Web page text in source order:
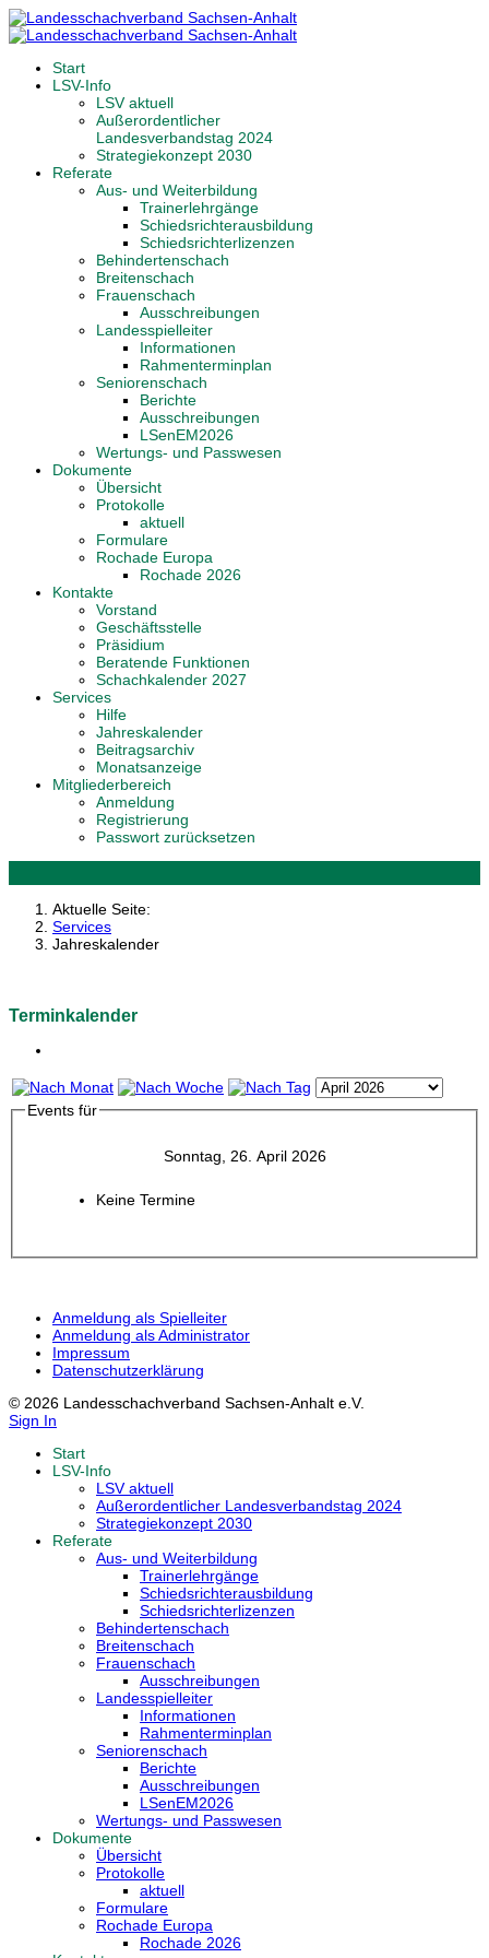
Start
LSV-Info
LSV aktuell
Außerordentlicher
Landesverbandstag 2024
Strategiekonzept 2030
Referate
Aus- und Weiterbildung
Trainerlehrgänge
Schiedsrichterausbildung
Schiedsrichterlizenzen
Behindertenschach
Breitenschach
Frauenschach
Ausschreibungen
Landesspielleiter
Informationen
Rahmenterminplan
Seniorenschach
Berichte
Ausschreibungen
LSenEM2026
Wertungs- und Passwesen
Dokumente
Übersicht
Protokolle
aktuell
Formulare
Rochade Europa
Rochade 2026
Kontakte
Vorstand
Geschäftsstelle
Präsidium
Beratende Funktionen
Schachkalender 2027
Services
Hilfe
Jahreskalender
Beitragsarchiv
Monatsanzeige
Mitgliederbereich
Anmeldung
Registrierung
Passwort zurücksetzen
Aktuelle Seite:
Services
Jahreskalender
Terminkalender
Events für
Sonntag, 26. April 2026
Keine Termine
Anmeldung als Spielleiter
Anmeldung als Administrator
Impressum
Datenschutzerklärung
© 2026 Landesschachverband Sachsen-Anhalt e.V.
Sign In
Start
LSV-Info
LSV aktuell
Außerordentlicher Landesverbandstag 2024
Strategiekonzept 2030
Referate
Aus- und Weiterbildung
Trainerlehrgänge
Schiedsrichterausbildung
Schiedsrichterlizenzen
Behindertenschach
Breitenschach
Frauenschach
Ausschreibungen
Landesspielleiter
Informationen
Rahmenterminplan
Seniorenschach
Berichte
Ausschreibungen
LSenEM2026
Wertungs- und Passwesen
Dokumente
Übersicht
Protokolle
aktuell
Formulare
Rochade Europa
Rochade 2026